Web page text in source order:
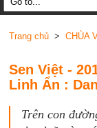
Trang chủ> CHÙA
Sen Việt -
Linh Ẩn :
Trên con